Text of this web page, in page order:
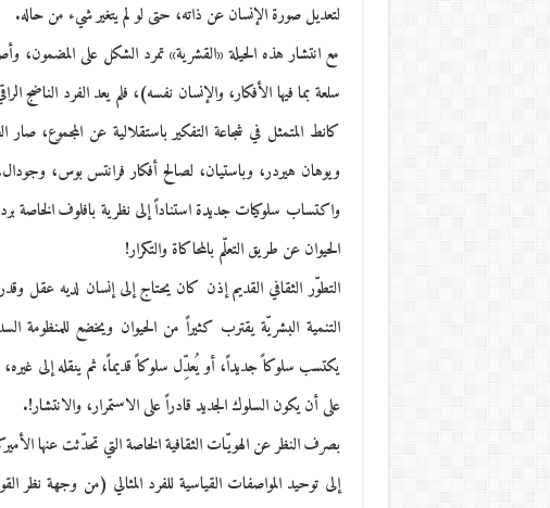
لتعديل صورة الإنسان عن ذاته، حتى لو لم يتغير شيء من حاله.
مع انتشار هذه الحيلة «القشرية» تمرد الشكل على
سلعة بما فيها الأفكار، والإنسان نفسه)، فلم يعد الفرد الناضج
كانط المتمثل في شجاعة التفكير باستقلالية عن المجموع،
ويوهان هيردر، وباستيان، لصالح أفكار فرانتس بوس، وجودال،
واكتساب سلوكيات جديدة استناداً إلى نظرية بافلوف
الحيوان عن طريق التعلّم بالمحاكاة والتكرار!
التطوّر الثقافي القديم إذن كان يحتاج إلى إنسان لديه عقل
التنمية البشريّة يقترب كثيراً من الحيوان ويخضع للمنظومة
يكتسب سلوكاً جديداً، أو يُعدِّل سلوكاً قديماً، ثم ينقله إلى
على أن يكون السلوك الجديد قادراً على الاستمرار، والانتشار!.
بصرف النظر عن الهويّات الثقافية الخاصة التي تحدّثت عنها
إلى توحيد المواصفات القياسية للفرد المثالي (من وجهة نظر